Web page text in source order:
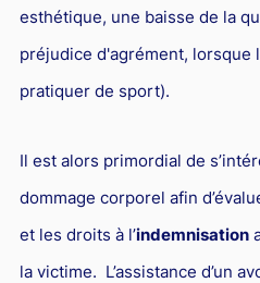
esthétique, une baisse de la
préjudice d'agrément, lorsque
pratiquer de sport).
Il est alors primordial de
dommage corporel afin
et les droits à l’indemnisation
la victime. L’assistance d’un